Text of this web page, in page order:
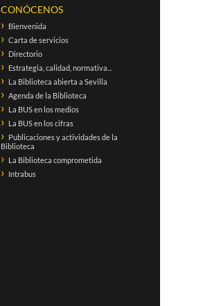
CONÓCENOS
Bienvenida
Carta de servicios
Directorio
Estrategia, calidad, normativa...
La Biblioteca abierta a Sevilla
Agenda de la Biblioteca
La BUS en los medios
La BUS en los cifras
Publicaciones y actividades de la
Biblioteca
La Biblioteca comprometida
Intrabus